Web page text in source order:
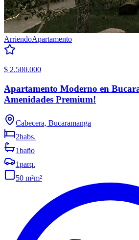
ArriendoApartamento
$ 2.500.000
Apartamento Moderno en
Amenidades Premium!
Cabecera, Bucaramanga
2habs.
1baño
1parq.
50 m²m²